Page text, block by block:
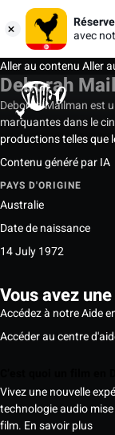
avec
Aller au contenuAller
Deborah
Deborah Mailman est
marquantes dans le
productions telles que
Contenu généré par IA
PAYS D'ORIGINE
Australie
Date de naissance
14 July 1972
Vous avez
Accédez à notre Aide
Accéder au centre
Vivez une nouvelle
technologie audio
film. En savoir plus